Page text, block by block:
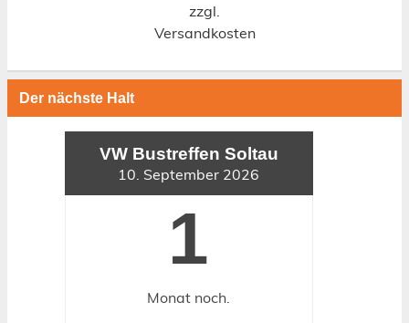
zzgl.
Versandkosten
Der nächste Halt
VW Bustreffen Soltau
10. September 2026
1
Monat noch.